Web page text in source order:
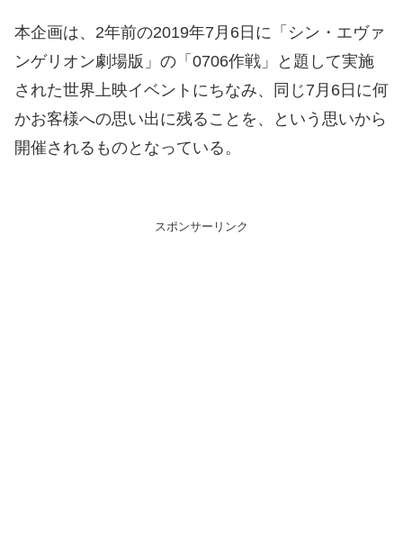
本企画は、2年前の2019年7月6日に「シン・エヴァ
ンゲリオン劇場版」の「0706作戦」と題して実施
された世界上映イベントにちなみ、同じ7月6日に何
かお客様への思い出に残ることを、という思いから
開催されるものとなっている。
スポンサーリンク